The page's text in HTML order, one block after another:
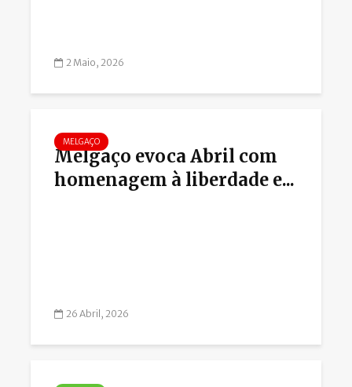
2 Maio, 2026
MELGAÇO
Melgaço evoca Abril com
homenagem à liberdade e...
26 Abril, 2026